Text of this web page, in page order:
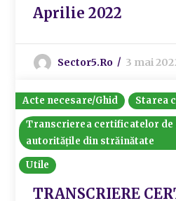
Aprilie 2022
Sector5.ro 3 mai
Acte necesare/Ghid
Starea
Transcrierea certificatelor de
autoritățile din străinătate
Utile
TRANSCRIERE